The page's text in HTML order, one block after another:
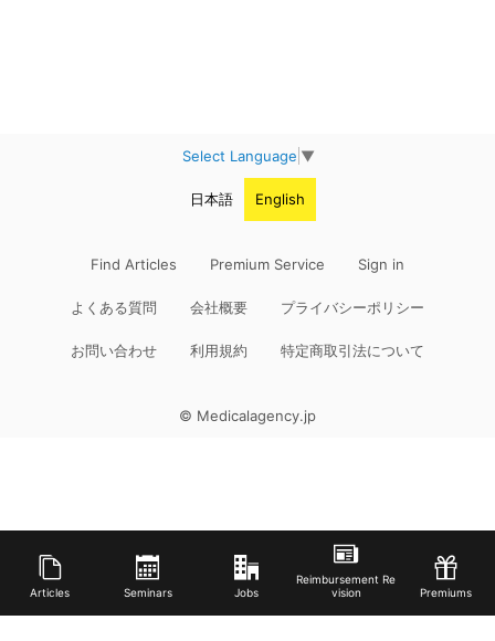
Articles Seminars Jobs
Reimbursement Re
vision
Premiums
Select Language ▼
日本語 English
Find Articles Premium Service Sign in
よくある質問 会社概要 プライバシーポリシー
お問い合わせ 利用規約 特定商取引法について
© Medicalagency.jp